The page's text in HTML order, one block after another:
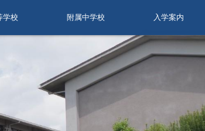
学校 附属中学校
徒然なんよう
教育内容
特色ある教育活動
部活動
年間行事
生徒会活動
よりよい中学生活をおくるために
入学案内
入学案内（高等学校・
パンフレット（附属
パンフレット（高等
入学案内（高等学
入学案内（附属中